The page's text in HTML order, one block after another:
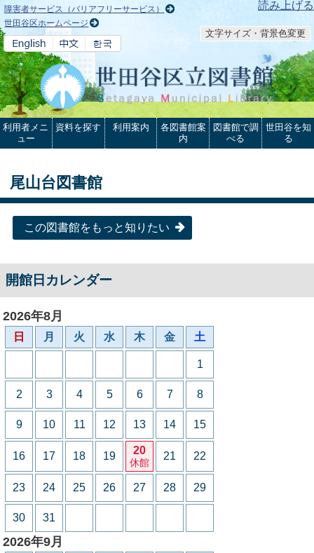
本文へ 読み上げる
障害者サービス（バリアフリーサービス）
世田谷区ホームページ
文字サイズ・背景色変更
利用者メニ
ュー
資料を探す 利用案内
各図書館案
内
図書館で調
べる
世田谷を知
る
尾山台図書館
この図書館をもっと知りたい
開館日カレンダー
2026年8月
日 月 火 水 木 金 土
1
2 3 4 5 6 7 8
9 10 11 12 13 14 15
16 17 18 19 20
休館
21 22
23 24 25 26 27 28 29
30 31
2026年9月